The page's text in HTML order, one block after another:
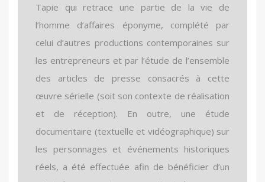
Tapie qui retrace une partie de la vie de
l’homme d’affaires éponyme, complété par
celui d’autres productions contemporaines sur
les entrepreneurs et par l’étude de l’ensemble
des articles de presse consacrés à cette
œuvre sérielle (soit son contexte de réalisation
et de réception). En outre, une étude
documentaire (textuelle et vidéographique) sur
les personnages et événements historiques
réels, a été effectuée afin de bénéficier d’un